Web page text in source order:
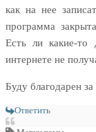
как на нее
программа
Есть ли какие-
интернете не
Буду благодарен
Ответить